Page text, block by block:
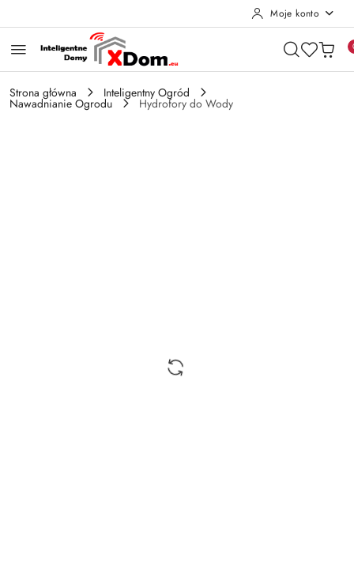
Moje konto
Strona główna Inteligentny Ogród
Nawadnianie Ogrodu Hydrofory do Wody